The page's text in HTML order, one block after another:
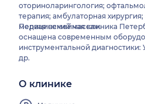
оториноларингология;
терапия; амбулаторная
медицинский массаж.
Первая семейная клиника
оснащена современным
инструментальной
др.
О клинике